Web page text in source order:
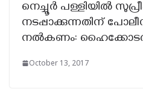
നെച്ചൂർ പള്ളിയിൽ
നടപ്പാക്കുന്നതിന്
നൽകണം:
October 13, 2017